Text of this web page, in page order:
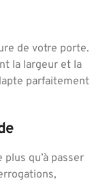
de votre porte.
la largeur et la
parfaitement
qu’à passer